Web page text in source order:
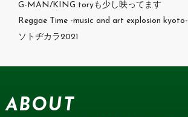
G-MAN/KING toryも少し映ってます
Reggae Time -music and art explosion kyoto-
ソトヂカラ2021
ABOUT